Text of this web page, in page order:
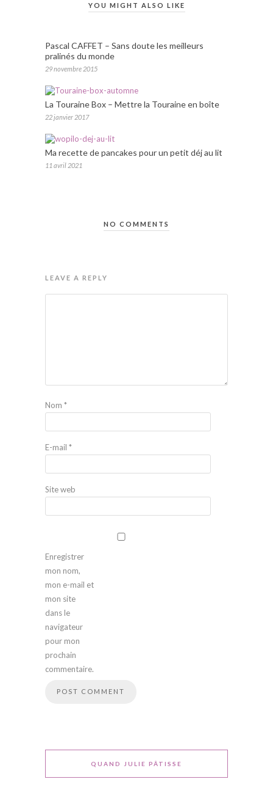
YOU MIGHT ALSO LIKE
Pascal CAFFET – Sans doute les meilleurs
pralinés du monde
29 novembre 2015
La Touraine Box – Mettre la Touraine en boîte
22 janvier 2017
Ma recette de pancakes pour un petit déj au lit
11 avril 2021
NO COMMENTS
LEAVE A REPLY
Nom *
E-mail *
Site web
Enregistrer
mon nom,
mon e-mail et
mon site
dans le
navigateur
pour mon
prochain
commentaire.
QUAND JULIE PÂTISSE